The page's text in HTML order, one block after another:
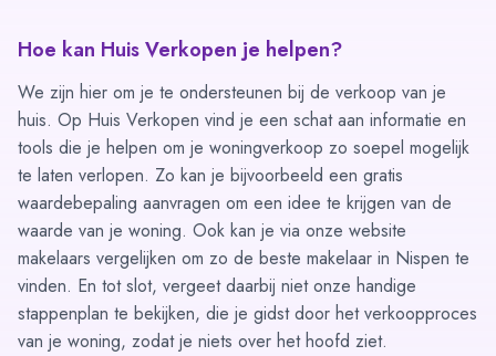
Hoe kan Huis Verkopen je helpen?
We zijn hier om je te ondersteunen bij de verkoop van je
huis. Op Huis Verkopen vind je een schat aan informatie en
tools die je helpen om je woningverkoop zo soepel mogelijk
te laten verlopen. Zo kan je bijvoorbeeld een gratis
waardebepaling aanvragen om een idee te krijgen van de
waarde van je woning. Ook kan je via onze website
makelaars vergelijken om zo de beste makelaar in Nispen te
vinden. En tot slot, vergeet daarbij niet onze handige
stappenplan te bekijken, die je gidst door het verkoopproces
van je woning, zodat je niets over het hoofd ziet.